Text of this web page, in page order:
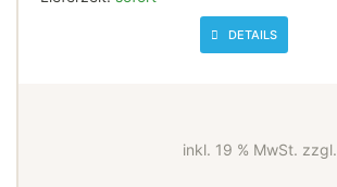
DETAILS
inkl. 19 % MwSt. zzgl.